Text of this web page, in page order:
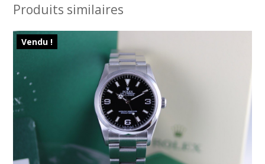
Produits similaires
Vendu !